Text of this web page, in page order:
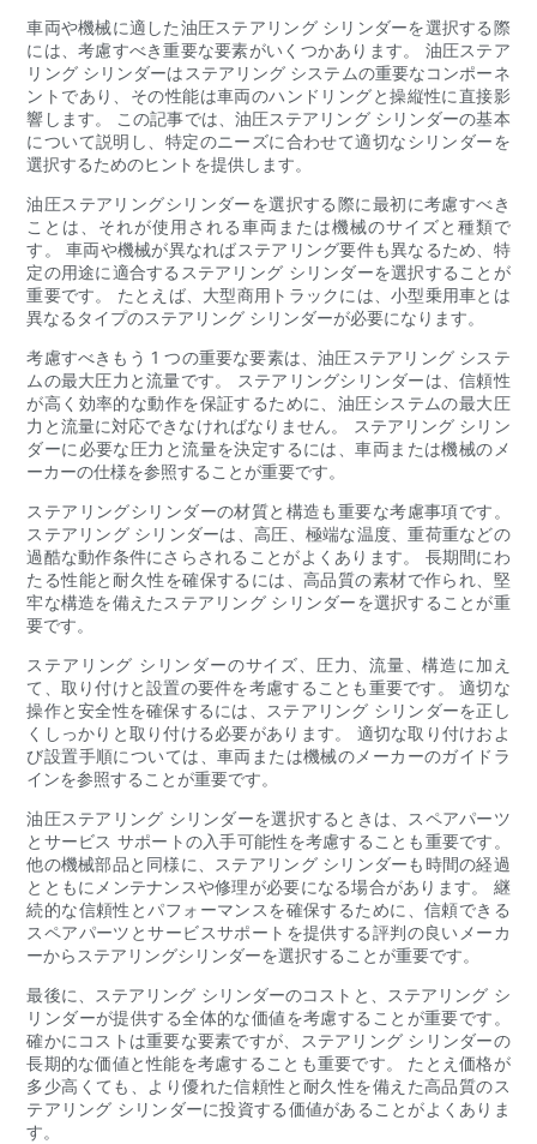
車両や機械に適した油圧ステアリング シリンダーを選択する際
には、考慮すべき重要な要素がいくつかあります。 油圧ステア
リング シリンダーはステアリング システムの重要なコンポーネ
ントであり、その性能は車両のハンドリングと操縦性に直接影
響します。 この記事では、油圧ステアリング シリンダーの基本
について説明し、特定のニーズに合わせて適切なシリンダーを
選択するためのヒントを提供します。
油圧ステアリングシリンダーを選択する際に最初に考慮すべき
ことは、それが使用される車両または機械のサイズと種類で
す。 車両や機械が異なればステアリング要件も異なるため、特
定の用途に適合するステアリング シリンダーを選択することが
重要です。 たとえば、大型商用トラックには、小型乗用車とは
異なるタイプのステアリング シリンダーが必要になります。
考慮すべきもう 1 つの重要な要素は、油圧ステアリング システ
ムの最大圧力と流量です。 ステアリングシリンダーは、信頼性
が高く効率的な動作を保証するために、油圧システムの最大圧
力と流量に対応できなければなりません。 ステアリング シリン
ダーに必要な圧力と流量を決定するには、車両または機械のメ
ーカーの仕様を参照することが重要です。
ステアリングシリンダーの材質と構造も重要な考慮事項です。
ステアリング シリンダーは、高圧、極端な温度、重荷重などの
過酷な動作条件にさらされることがよくあります。 長期間にわ
たる性能と耐久性を確保するには、高品質の素材で作られ、堅
牢な構造を備えたステアリング シリンダーを選択することが重
要です。
ステアリング シリンダーのサイズ、圧力、流量、構造に加え
て、取り付けと設置の要件を考慮することも重要です。 適切な
操作と安全性を確保するには、ステアリング シリンダーを正し
くしっかりと取り付ける必要があります。 適切な取り付けおよ
び設置手順については、車両または機械のメーカーのガイドラ
インを参照することが重要です。
油圧ステアリング シリンダーを選択するときは、スペアパーツ
とサービス サポートの入手可能性を考慮することも重要です。
他の機械部品と同様に、ステアリング シリンダーも時間の経過
とともにメンテナンスや修理が必要になる場合があります。 継
続的な信頼性とパフォーマンスを確保するために、信頼できる
スペアパーツとサービスサポートを提供する評判の良いメーカ
ーからステアリングシリンダーを選択することが重要です。
最後に、ステアリング シリンダーのコストと、ステアリング シ
リンダーが提供する全体的な価値を考慮することが重要です。
確かにコストは重要な要素ですが、ステアリング シリンダーの
長期的な価値と性能を考慮することも重要です。 たとえ価格が
多少高くても、より優れた信頼性と耐久性を備えた高品質のス
テアリング シリンダーに投資する価値があることがよくありま
す。